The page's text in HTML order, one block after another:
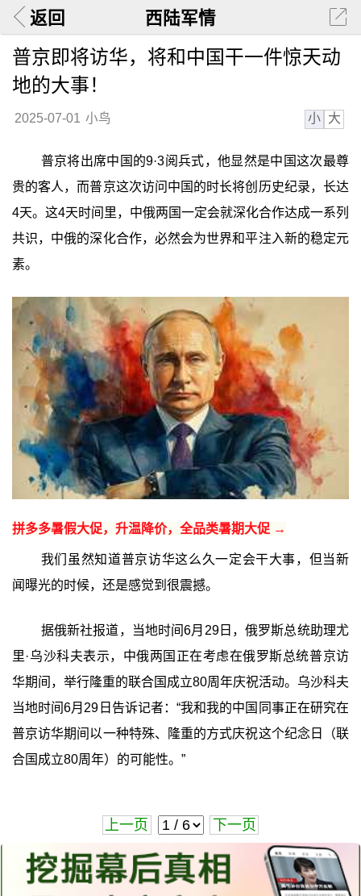
返回 西陆军情
普京即将访华，将和中国干一件惊天动
地的大事！
2025-07-01 小鸟 小 大
普京将出席中国的9·3阅兵式，他显然是中国这次最尊
贵的客人，而普京这次访问中国的时长将创历史纪录，长达
4天。这4天时间里，中俄两国一定会就深化合作达成一系列
共识，中俄的深化合作，必然会为世界和平注入新的稳定元
素。
拼多多暑假大促，升温降价，全品类暑期大促 →
我们虽然知道普京访华这么久一定会干大事，但当新
闻曝光的时候，还是感觉到很震撼。
据俄新社报道，当地时间6月29日，俄罗斯总统助理尤
里·乌沙科夫表示，中俄两国正在考虑在俄罗斯总统普京访
华期间，举行隆重的联合国成立80周年庆祝活动。乌沙科夫
当地时间6月29日告诉记者：“我和我的中国同事正在研究在
普京访华期间以一种特殊、隆重的方式庆祝这个纪念日（联
合国成立80周年）的可能性。”
上一页 下一页